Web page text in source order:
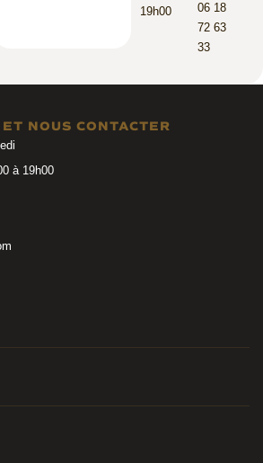
19h00
06 18
72 63
33
NOUS CONTACTER
à 19h00